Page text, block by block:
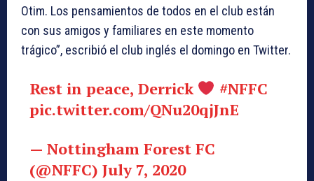
Otim. Los pensamientos de todos en el club están
con sus amigos y familiares en este momento
trágico”, escribió el club inglés el domingo en Twitter.
Rest in peace, Derrick
#NFFC
pic.twitter.com/QNu20qjJnE
— Nottingham Forest FC
(@NFFC) July 7, 2020